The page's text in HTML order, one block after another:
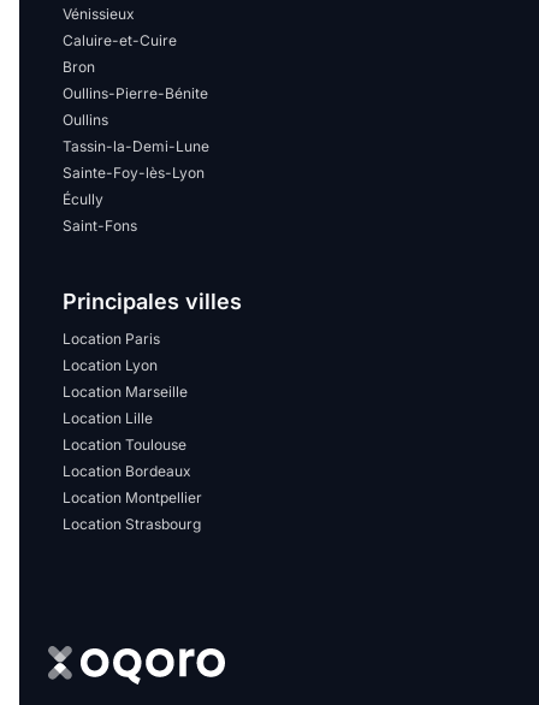
Vénissieux
Caluire-et-Cuire
Bron
Oullins-Pierre-Bénite
Oullins
Tassin-la-Demi-Lune
Sainte-Foy-lès-Lyon
Écully
Saint-Fons
Principales villes
Location Paris
Location Lyon
Location Marseille
Location Lille
Location Toulouse
Location Bordeaux
Location Montpellier
Location Strasbourg